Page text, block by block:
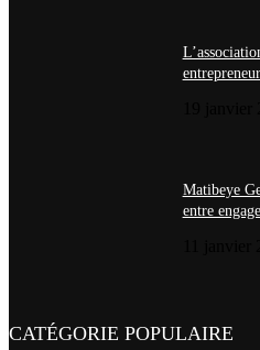
Matibeye
entre
CATÉGORIE POPULAIRE